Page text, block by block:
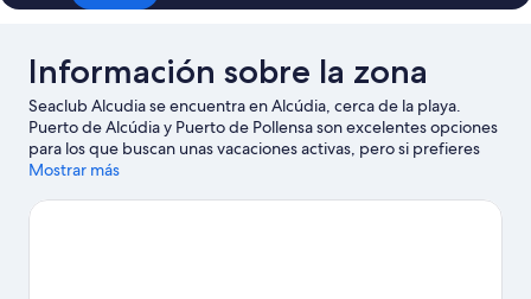
Información sobre la zona
Seaclub Alcudia se encuentra en Alcúdia, cerca de la playa.
Puerto de Alcúdia y Puerto de Pollensa son excelentes opciones
para los que buscan unas vacaciones activas, pero si prefieres
sumergirte en la naturaleza, Playa de Alcúdia y Playa de Muro
acuático Hidropark y, si te apetece disfrutar de un evento
Mostrar más